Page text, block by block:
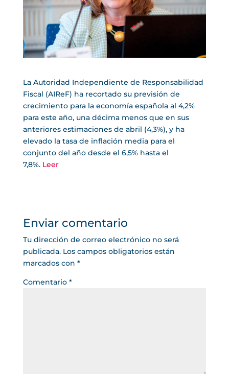
La Autoridad Independiente de Responsabilidad
Fiscal (AIReF) ha recortado su previsión de
crecimiento para la economía española al 4,2%
para este año, una décima menos que en sus
anteriores estimaciones de abril (4,3%), y ha
elevado la tasa de inflación media para el
conjunto del año desde el 6,5% hasta el
7,8%. Leer
Enviar comentario
Tu dirección de correo electrónico no será
publicada. Los campos obligatorios están
marcados con *
Comentario *